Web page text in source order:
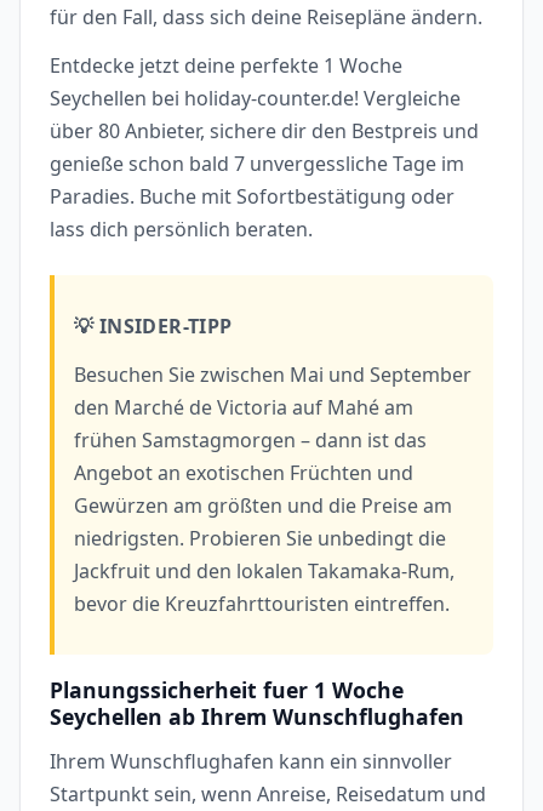
für den Fall, dass sich deine Reisepläne ändern.
Entdecke jetzt deine perfekte 1 Woche
Seychellen bei holiday-counter.de! Vergleiche
über 80 Anbieter, sichere dir den Bestpreis und
genieße schon bald 7 unvergessliche Tage im
Paradies. Buche mit Sofortbestätigung oder
lass dich persönlich beraten.
💡 INSIDER-TIPP
Besuchen Sie zwischen Mai und September
den Marché de Victoria auf Mahé am
frühen Samstagmorgen – dann ist das
Angebot an exotischen Früchten und
Gewürzen am größten und die Preise am
niedrigsten. Probieren Sie unbedingt die
Jackfruit und den lokalen Takamaka-Rum,
bevor die Kreuzfahrttouristen eintreffen.
Planungssicherheit fuer 1 Woche
Seychellen ab Ihrem Wunschflughafen
Ihrem Wunschflughafen kann ein sinnvoller
Startpunkt sein, wenn Anreise, Reisedatum und